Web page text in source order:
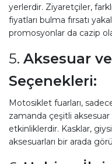
yerlerdir. Ziyaretçiler,
fiyatları bulma fırsatı
promosyonlar da cazip
5. Aksesuar
Seçenekleri:
Motosiklet fuarları,
zamanda çeşitli
etkinliklerdir. Kasklar,
aksesuarları bir arada